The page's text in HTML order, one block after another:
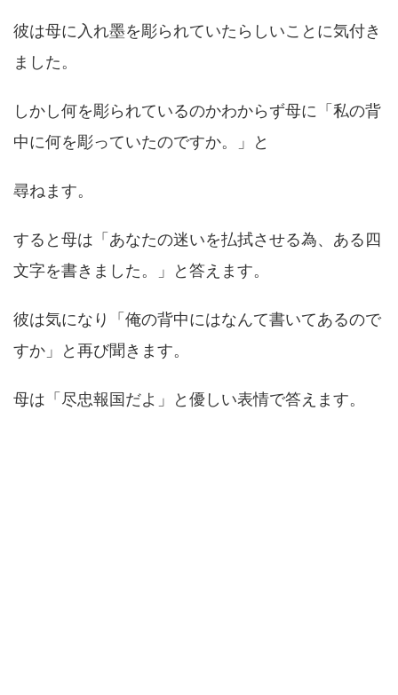
彼は母に入れ墨を彫られていたらしいことに気付き
ました。
しかし何を彫られているのかわからず母に「私の背
中に何を彫っていたのですか。」と
尋ねます。
すると母は「あなたの迷いを払拭させる為、ある四
文字を書きました。」と答えます。
彼は気になり「俺の背中にはなんて書いてあるので
すか」と再び聞きます。
母は「尽忠報国だよ」と優しい表情で答えます。